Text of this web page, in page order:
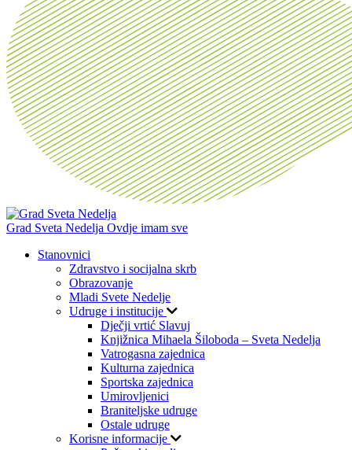
Grad Sveta Nedelja Ovdje imam sve
Stanovnici
Zdravstvo i socijalna skrb
Obrazovanje
Mladi Svete Nedelje
Udruge i institucije
Dječji vrtić Slavuj
Knjižnica Mihaela Šiloboda – Sveta Nedelja
Vatrogasna zajednica
Kulturna zajednica
Sportska zajednica
Umirovljenici
Braniteljske udruge
Ostale udruge
Korisne informacije